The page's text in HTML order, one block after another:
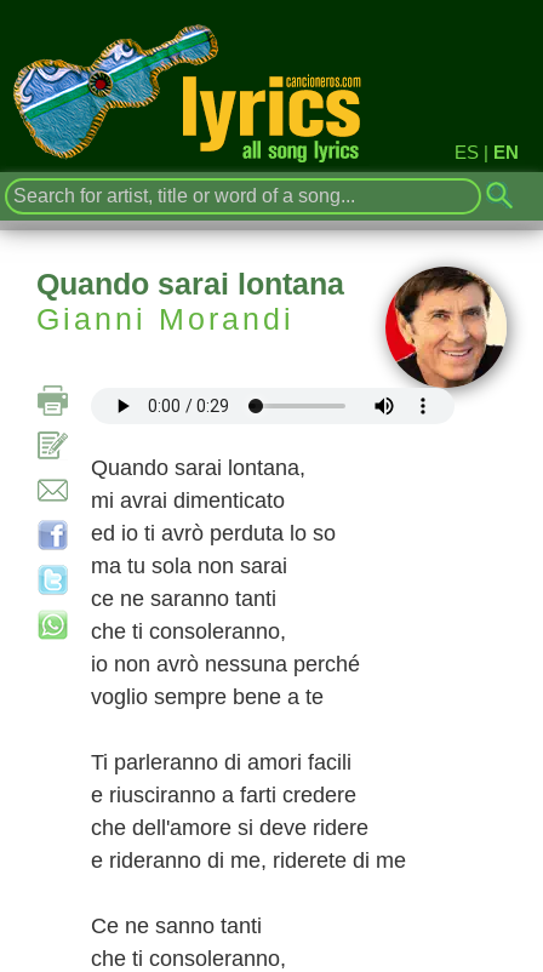
ES | EN
Quando sarai lontana
Gianni Morandi
Quando sarai lontana,
mi avrai dimenticato
ed io ti avrò perduta lo so
ma tu sola non sarai
ce ne saranno tanti
che ti consoleranno,
io non avrò nessuna perché
voglio sempre bene a te
Ti parleranno di amori facili
e riusciranno a farti credere
che dell'amore si deve ridere
e rideranno di me, riderete di me
Ce ne sanno tanti
che ti consoleranno,